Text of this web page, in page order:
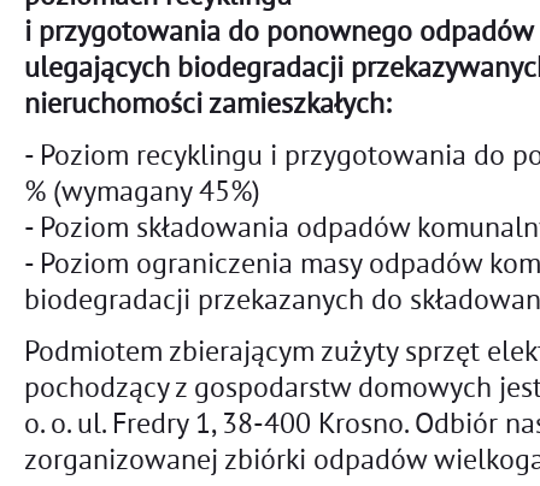
i przygotowania do ponownego
ulegających biodegradacji
nieruchomości zamieszkałych:
- Poziom recyklingu i przygotowania do
% (wymagany 45%)
- Poziom składowania odpadów
- Poziom ograniczenia masy odpadów
biodegradacji przekazanych do
Podmiotem zbierającym zużyty sprzęt
pochodzący z gospodarstw domowych
o. o. ul. Fredry 1, 38-400 Krosno. Odbiór
zorganizowanej zbiórki odpadów